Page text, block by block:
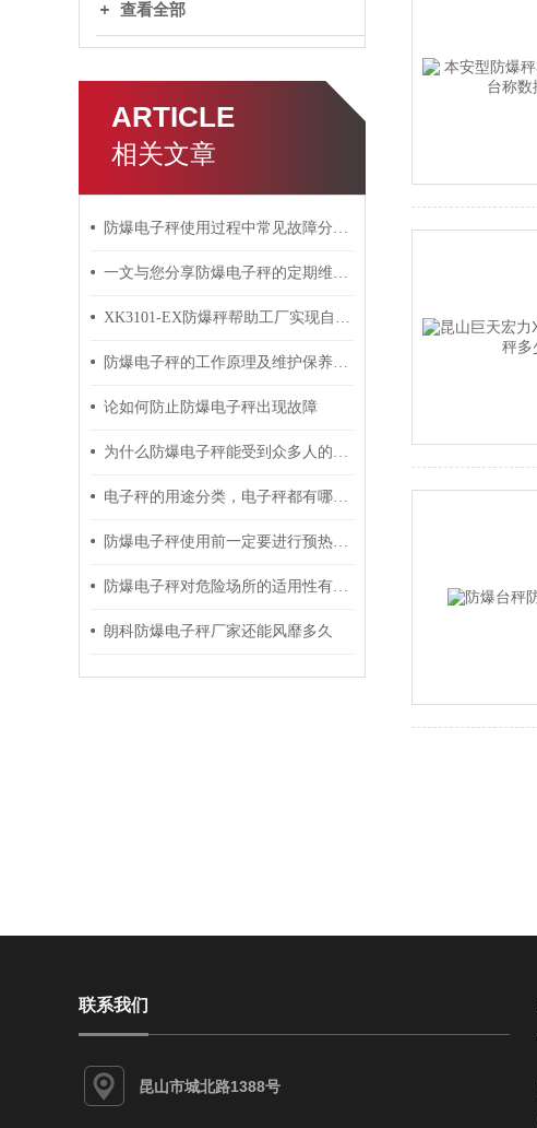
查看全部
ARTICLE
相关文章
防爆电子秤使用过程中常见故障分析与对应解决策略分享
一文与您分享防爆电子秤的定期维护保养方法
XK3101-EX防爆秤帮助工厂实现自动化
防爆电子秤的工作原理及维护保养时应注意的事项
论如何防止防爆电子秤出现故障
为什么防爆电子秤能受到众多人的喜爱？
电子秤的用途分类，电子秤都有哪些功能的？
防爆电子秤使用前一定要进行预热准备
防爆电子秤对危险场所的适用性有哪些？
朗科防爆电子秤厂家还能风靡多久
联系我们
昆山市城北路1388号